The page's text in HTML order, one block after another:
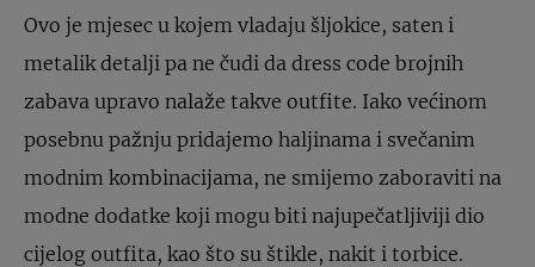
Ovo je mjesec u kojem vladaju šljokice, saten i
metalik detalji pa ne čudi da dress code brojnih
zabava upravo nalaže takve outfite. Iako većinom
posebnu pažnju pridajemo haljinama i svečanim
modnim kombinacijama, ne smijemo zaboraviti na
modne dodatke koji mogu biti najupečatljiviji dio
cijelog outfita, kao što su štikle, nakit i torbice.